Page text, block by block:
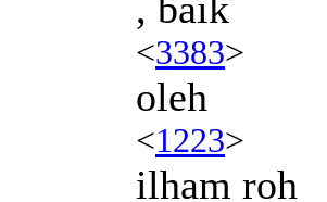
<3383>
oleh
<1223>
ilham roh